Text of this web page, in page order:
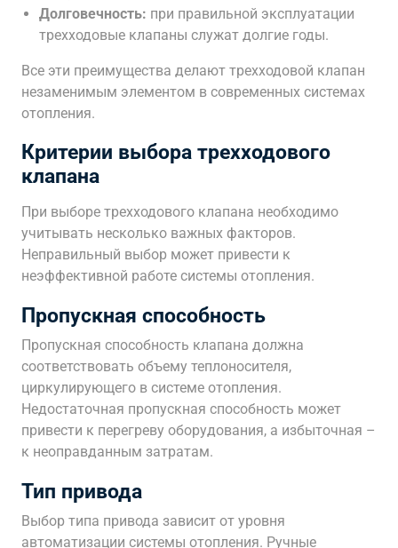
Долговечность: при правильной эксплуатации
трехходовые клапаны служат долгие годы.
Все эти преимущества делают трехходовой клапан
незаменимым элементом в современных системах
отопления.
Критерии выбора трехходового
клапана
При выборе трехходового клапана необходимо
учитывать несколько важных факторов.
Неправильный выбор может привести к
неэффективной работе системы отопления.
Пропускная способность
Пропускная способность клапана должна
соответствовать объему теплоносителя,
циркулирующего в системе отопления.
Недостаточная пропускная способность может
привести к перегреву оборудования, а избыточная –
к неоправданным затратам.
Тип привода
Выбор типа привода зависит от уровня
автоматизации системы отопления. Ручные